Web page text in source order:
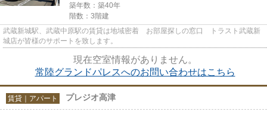
築年数：築40年
階数：3階建
武蔵新城駅、武蔵中原駅の賃貸は地域密着 お部屋探しの窓口 トラスト武蔵新
城店が皆様のサポートを致します。
現在空室情報がありません。
常陸グランドパレスへのお問い合わせはこちら
賃貸｜アパート プレジオ高津